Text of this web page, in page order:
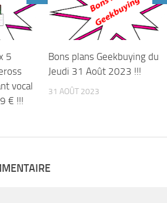
5
vocal
€ !!!
Bons plans Geekbuying du
Jeudi 31 Août 2023 !!!
31 AOÛT 2023